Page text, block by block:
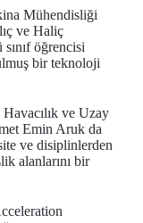
Mühendisliği
ve Haliç
öğrencisi
bir teknoloji
ve Uzay
Emin Aruk da
ve disiplinlerden
alanlarını bir